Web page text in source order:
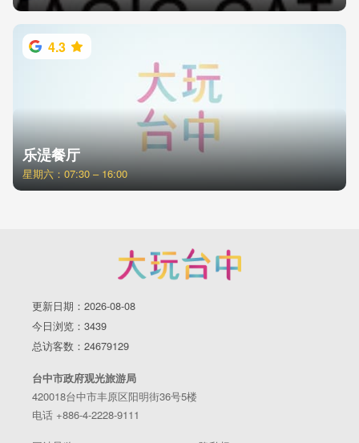
4.3
乐湜餐厅
星期六：07:30 – 16:00
更新日期：2026-08-08
今日浏览：3439
总访客数：24679129
台中市政府观光旅游局
420018台中市丰原区阳明街36号5楼
电话 +886-4-2228-9111